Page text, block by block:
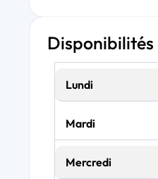
Lundi
Mardi
Mercredi